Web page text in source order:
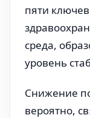
пяти
среда,
уровень
Снижение
вероятно,